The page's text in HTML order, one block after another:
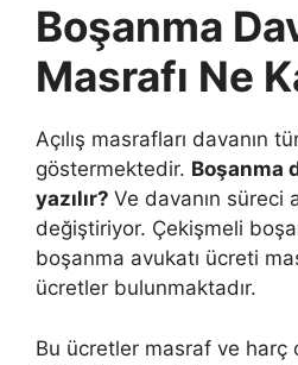
Boşanma
Masrafı Ne
Açılış masrafları davanın
göstermektedir. Boşanma
yazılır? Ve davanın süreci
değiştiriyor. Çekişmeli
boşanma avukatı ücreti
ücretler bulunmaktadır.
Bu ücretler masraf ve harç